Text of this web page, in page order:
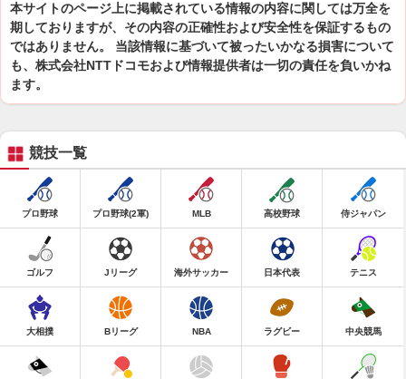
本サイトのページ上に掲載されている情報の内容に関しては万全を
期しておりますが、その内容の正確性および安全性を保証するもの
ではありません。 当該情報に基づいて被ったいかなる損害について
も、株式会社NTTドコモおよび情報提供者は一切の責任を負いかね
ます。
競技一覧
プロ野球 プロ野球(2軍) MLB 高校野球 侍ジャパン
ゴルフ Jリーグ 海外サッカー 日本代表 テニス
大相撲 Bリーグ NBA ラグビー 中央競馬